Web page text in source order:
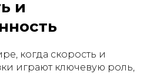
и
когда скорость и
играют ключевую роль,